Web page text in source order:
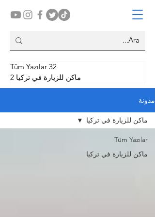
Tüm Yazılar 32
ماكن للزيارة في تركيا 2
مدونة
Tüm Yazılar
ماكن للزيارة في تركيا
ماكن للزيارة في تركيا